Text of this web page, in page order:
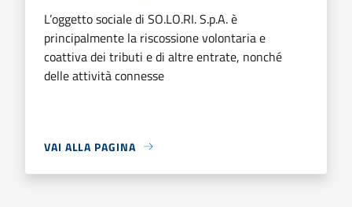
L’oggetto sociale di SO.LO.RI. S.p.A. è
principalmente la riscossione volontaria e
coattiva dei tributi e di altre entrate, nonché
delle attività connesse
VAI ALLA PAGINA